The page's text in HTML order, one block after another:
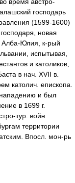
господарь
(1599-1600)
новая
Алба-Юлия, к-рый
испытывая,
и католиков,
в нач. XVII в.
католич. епископа.
и был
в 1699 г.
тур. войн
территории
Впосл. мон-рь